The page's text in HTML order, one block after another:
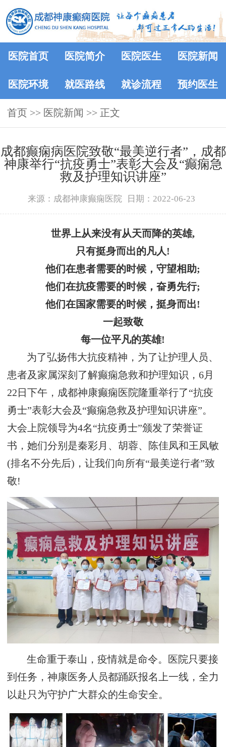
医院首页 医院简介 医院医生 医院新闻
医院环境 就医路线 就诊流程 预约医生
首页 >> 医院新闻 >> 正文
成都癫痫病医院致敬“最美逆行者”，成都
神康举行“抗疫勇士”表彰大会及“癫痫急
救及护理知识讲座”
来源：成都神康癫痫医院 日期：2022-06-23
世界上从来没有从天而降的英雄,
只有挺身而出的凡人!
他们在患者需要的时候，守望相助;
他们在抗疫需要的时候，奋勇先行;
他们在国家需要的时候，挺身而出!
一起致敬
每一位平凡的英雄!
为了弘扬伟大抗疫精神，为了让护理人员、
患者及家属深刻了解癫痫急救和护理知识，6月
22日下午，成都神康癫痫医院隆重举行了“抗疫
勇士”表彰大会及“癫痫急救及护理知识讲座”。
大会上院领导为4名“抗疫勇士”颁发了荣誉证
书，她们分别是秦彩月、胡蓉、陈佳凤和王凤敏
(排名不分先后)，让我们向所有“最美逆行者”致
敬!
生命重于泰山，疫情就是命令。医院只要接
到任务，神康医务人员都踊跃报名上一线，全力
以赴只为守护广大群众的生命安全。